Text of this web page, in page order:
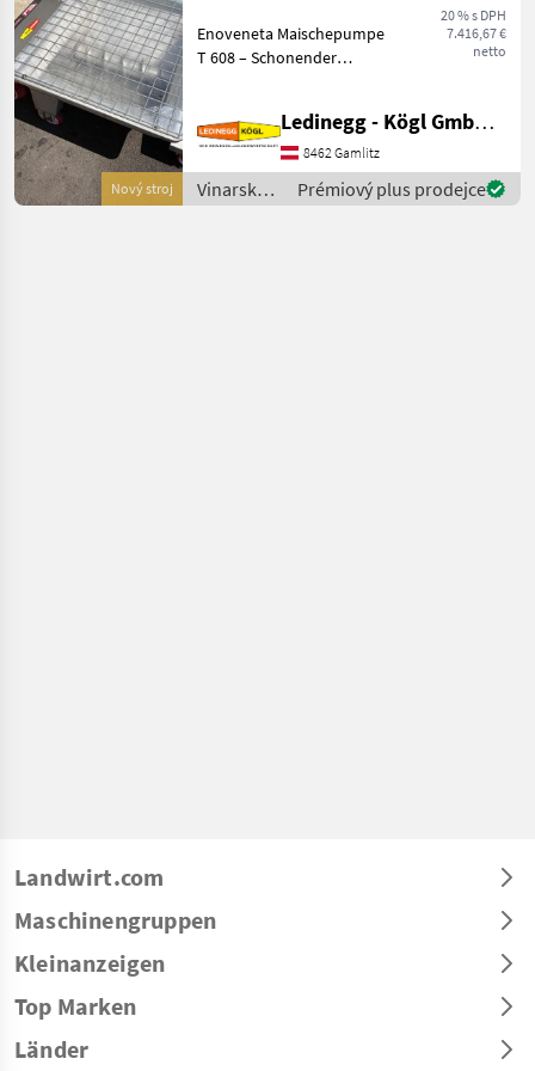
Nový stroj
20 % s DPH
7.416,67 €
netto
Enoveneta Maischepumpe
T 608 – Schonender
Technologie, Baujahr 2026
Beschreibung: Die
Enoveneta Maischepumpe
T 608 aus dem
Ledinegg - Kögl GmbH - Obst- und Weinbautechnik
8462 Gamlitz
Vinarské
stroje /
Prémiový plus prodejce
Landwirt.com
Maschinengruppen
Kleinanzeigen
Top Marken
Länder